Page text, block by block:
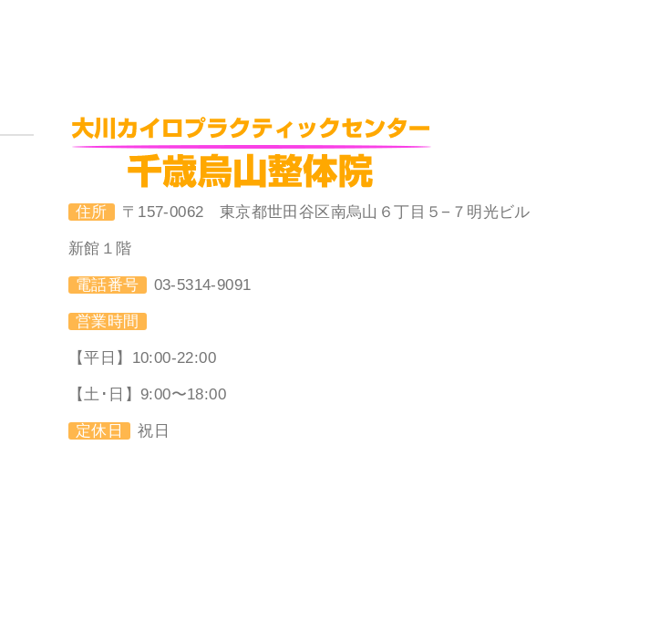
住所 〒157-0062 東京都世田谷区南烏山６丁目５−７明光ビル
新館１階
電話番号 03-5314-9091
営業時間
【平日】10:00-22:00
【土･日】9:00〜18:00
定休日 祝日